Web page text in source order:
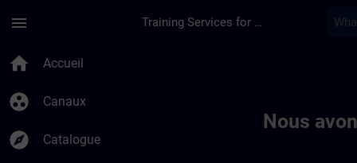
menu Training Services for Digital Industries
home Accueil
group_work Canaux
explore Catalogue
Nous